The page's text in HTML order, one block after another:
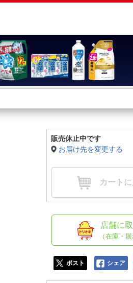
ス
き
販売休止中です
お届け先を変更する
カート
店舗に
（在庫・
ポスト シェア